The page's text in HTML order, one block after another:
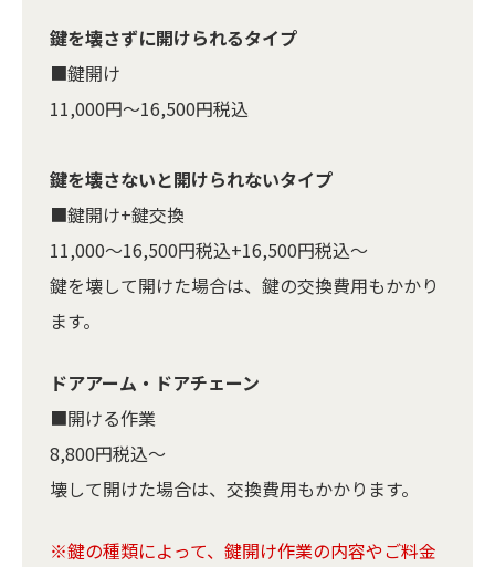
鍵を壊さずに開けられるタイプ
■鍵開け
11,000円～16,500円税込
鍵を壊さないと開けられないタイプ
■鍵開け+鍵交換
11,000～16,500円税込+16,500円税込～
鍵を壊して開けた場合は、鍵の交換費用もかかり
ます。
ドアアーム・ドアチェーン
■開ける作業
8,800円税込～
壊して開けた場合は、交換費用もかかります。
※鍵の種類によって、鍵開け作業の内容やご料金